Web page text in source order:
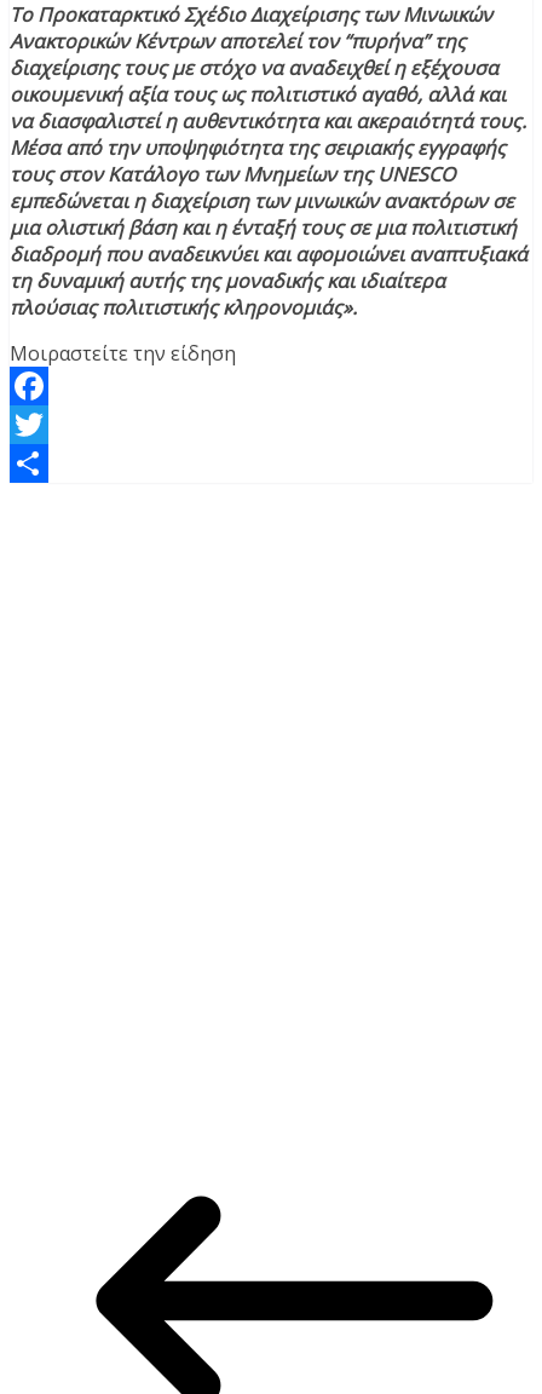
Το Προκαταρκτικό Σχέδιο Διαχείρισης των Μινωικών
Ανακτορικών Κέντρων αποτελεί τον “πυρήνα” της
διαχείρισης τους με στόχο να αναδειχθεί η εξέχουσα
οικουμενική αξία τους ως πολιτιστικό αγαθό, αλλά και
να διασφαλιστεί η αυθεντικότητα και ακεραιότητά τους.
Μέσα από την υποψηφιότητα της σειριακής εγγραφής
τους στον Κατάλογο των Μνημείων της UNESCO
εμπεδώνεται η διαχείριση των μινωικών ανακτόρων σε
μια ολιστική βάση και η ένταξή τους σε μια πολιτιστική
διαδρομή που αναδεικνύει και αφομοιώνει αναπτυξιακά
τη δυναμική αυτής της μοναδικής και ιδιαίτερα
πλούσιας πολιτιστικής κληρονομιάς».
Μοιραστείτε την είδηση
Facebook
Twitter